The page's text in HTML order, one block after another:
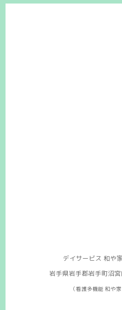
デイサービス 和や
岩手県岩手郡岩手町沼
（看護多機能 和や